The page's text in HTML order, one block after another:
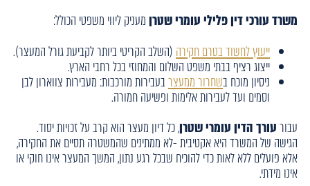
משרד עורכי דין פלילי עומרי שטרן מעניק ליווי משפטי הכולל:
ייעוץ לחשוד בטרם חקירה (השלב הקריטי ביותר לקביעת גורל המעצר).
ייצוג רציף בבתי משפט השלום והמחוזי בכל רחבי הארץ.
ניסיון מוכח בשחרור ממעצרבעבירות מורכבות: מעבירות צווארון לבן
וסמים ועד לעבירות אלימות ופשיעה חמורה.
עבורעורך הדין עומרי שטרן, כל דיון מעצר הוא קרב על זכויות יסוד.
הגישה של המשרד היא אקטיבית -לא ממתינים שהמשטרה תסיים את החקירה,
אלא פועלים ללא לאות כדי להוכיח שבכל רגע נתון, המשך המעצר אינו חוקי או
אינו מידתי.